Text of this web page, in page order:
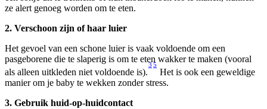
ze alert genoeg worden om te eten.
2. Verschoon zijn of haar luier
Het gevoel van een schone luier is vaak voldoende om een
pasgeborene die te slaperig is om te eten wakker te maken (vooral
als alleen uitkleden niet voldoende is).
35
Het is ook een geweldige
manier om je baby te wekken zonder stress.
3. Gebruik huid-op-huidcontact